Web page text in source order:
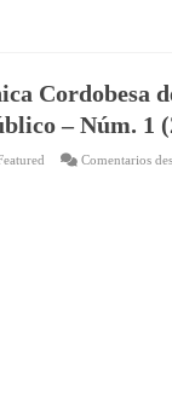
Cordobesa
– Núm. 1
Comentarios